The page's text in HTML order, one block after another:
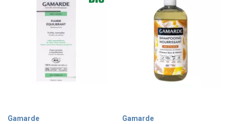
Gamarde
Gamarde